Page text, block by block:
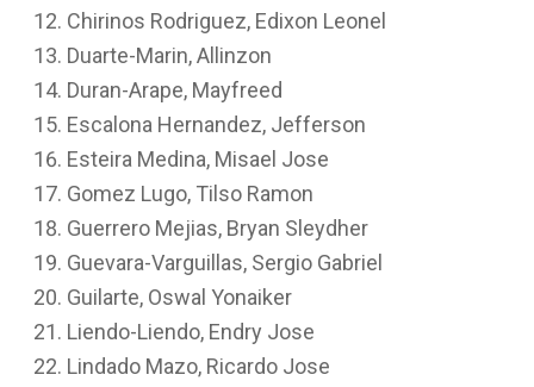
Chirinos Rodriguez, Edixon Leonel
Duarte-Marin, Allinzon
Duran-Arape, Mayfreed
Escalona Hernandez, Jefferson
Esteira Medina, Misael Jose
Gomez Lugo, Tilso Ramon
Guerrero Mejias, Bryan Sleydher
Guevara-Varguillas, Sergio Gabriel
Guilarte, Oswal Yonaiker
Liendo-Liendo, Endry Jose
Lindado Mazo, Ricardo Jose